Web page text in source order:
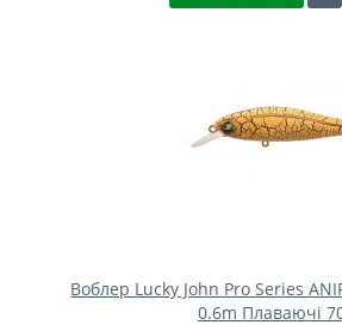
Воблер Lucky John Pro Series
0.6m Плаваючі